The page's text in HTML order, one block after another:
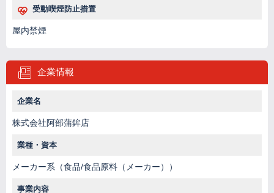
受動喫煙防止措置
屋内禁煙
企業情報
企業名
株式会社阿部蒲鉾店
業種・資本
メーカー系（食品/食品原料（メーカー））
事業内容